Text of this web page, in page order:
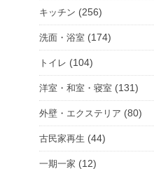
キッチン (256)
洗面・浴室 (174)
トイレ (104)
洋室・和室・寝室 (131)
外壁・エクステリア (80)
古民家再生 (44)
一期一家 (12)